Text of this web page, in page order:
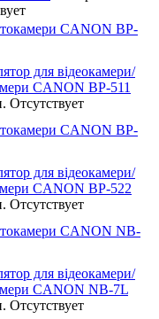
CANON BP-
для відеокамери/
CANON BP-511
Отсутствует
CANON BP-
для відеокамери/
CANON BP-522
Отсутствует
CANON NB-
для відеокамери/
CANON NB-7L
Отсутствует